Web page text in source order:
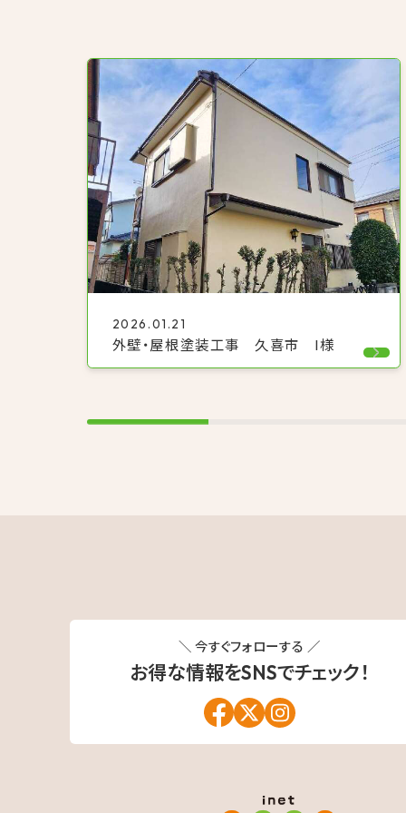
2026.01.21
外壁・屋根塗装工事 久喜市 I様
＼ 今すぐフォローする ／
お得な情報をSNSでチェック！